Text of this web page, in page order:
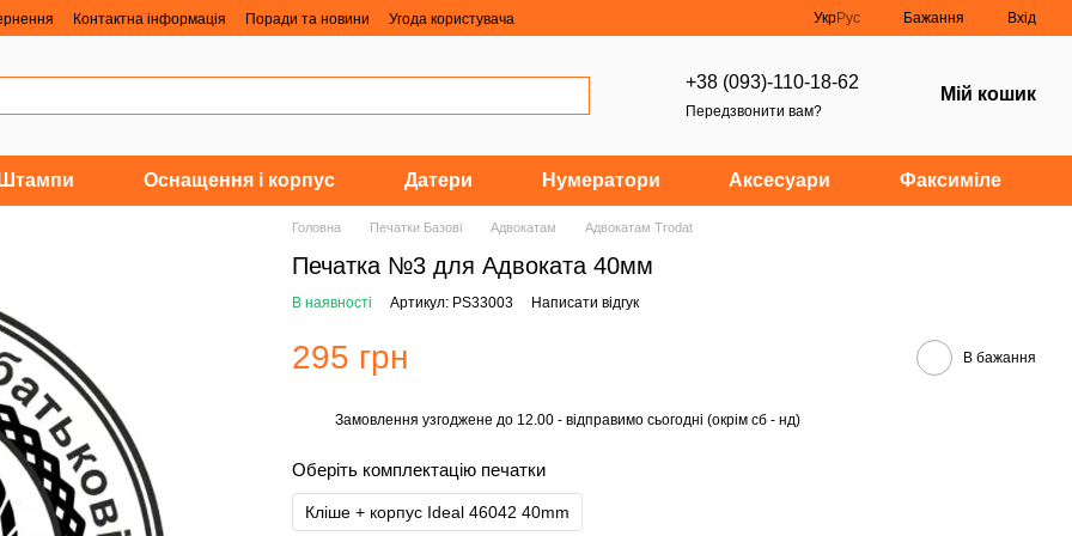
Контактна інформація Поради та новини
Угода користувача
УкрРус Бажання Вхід
+38 (093)-110-18-62
Передзвонити вам?
Мій кошик
Штампи Оснащення і корпус Датери Нумератори Аксесуари Факсиміле
Головна Печатки Базові Адвокатам Адвокатам Trodat
Печатка №3 для Адвоката 40мм
В наявності Артикул: PS33003 Написати відгук
295 грн В бажання
Замовлення узгоджене до 12.00 - відправимо сьогодні (окрім сб - нд)
Оберіть комплектацію печатки
Кліше + корпус Ideal 46042 40mm